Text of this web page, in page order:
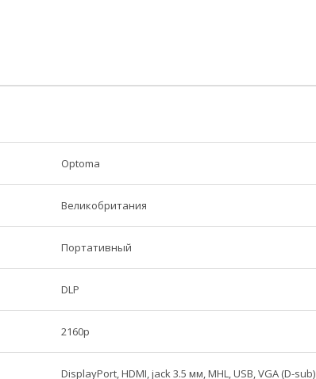
Optoma
Великобритания
Портативный
DLP
2160p
DisplayPort, HDMI, jack 3.5 мм, MHL, USB, VGA (D-sub)